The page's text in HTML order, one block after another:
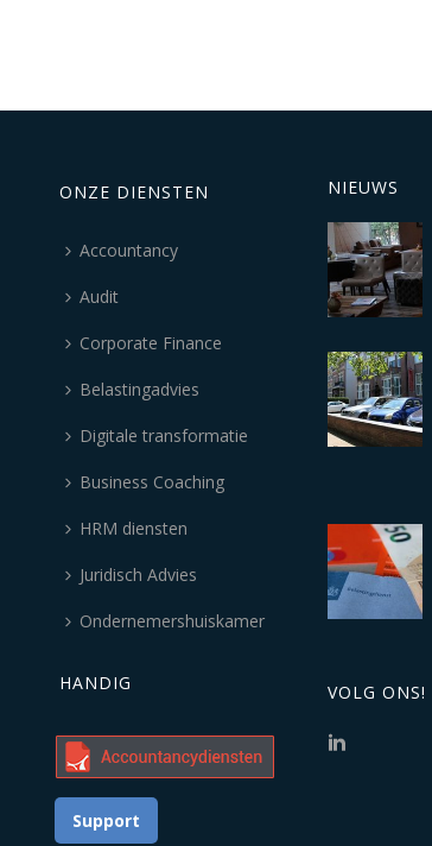
ONZE DIENSTEN
Accountancy
Audit
Corporate Finance
Belastingadvies
Digitale transformatie
Business Coaching
HRM diensten
Juridisch Advies
Ondernemershuiskamer
HANDIG
Support
NIEUWS
VOLG ONS!